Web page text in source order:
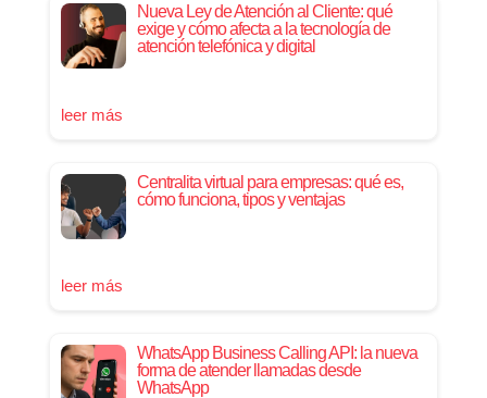
Nueva Ley de Atención al Cliente: qué
exige y cómo afecta a la tecnología de
atención telefónica y digital
leer más
Centralita virtual para empresas: qué es,
cómo funciona, tipos y ventajas
leer más
WhatsApp Business Calling API: la nueva
forma de atender llamadas desde
WhatsApp